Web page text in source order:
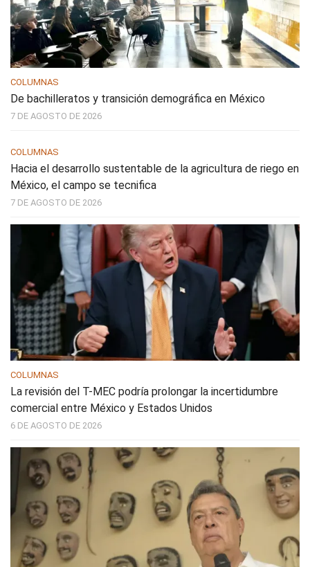
COLUMNAS
De bachilleratos y transición demográfica en México
7 DE AGOSTO DE 2026
COLUMNAS
Hacia el desarrollo sustentable de la agricultura de riego en
México, el campo se tecnifica
7 DE AGOSTO DE 2026
COLUMNAS
La revisión del T-MEC podría prolongar la incertidumbre
comercial entre México y Estados Unidos
6 DE AGOSTO DE 2026